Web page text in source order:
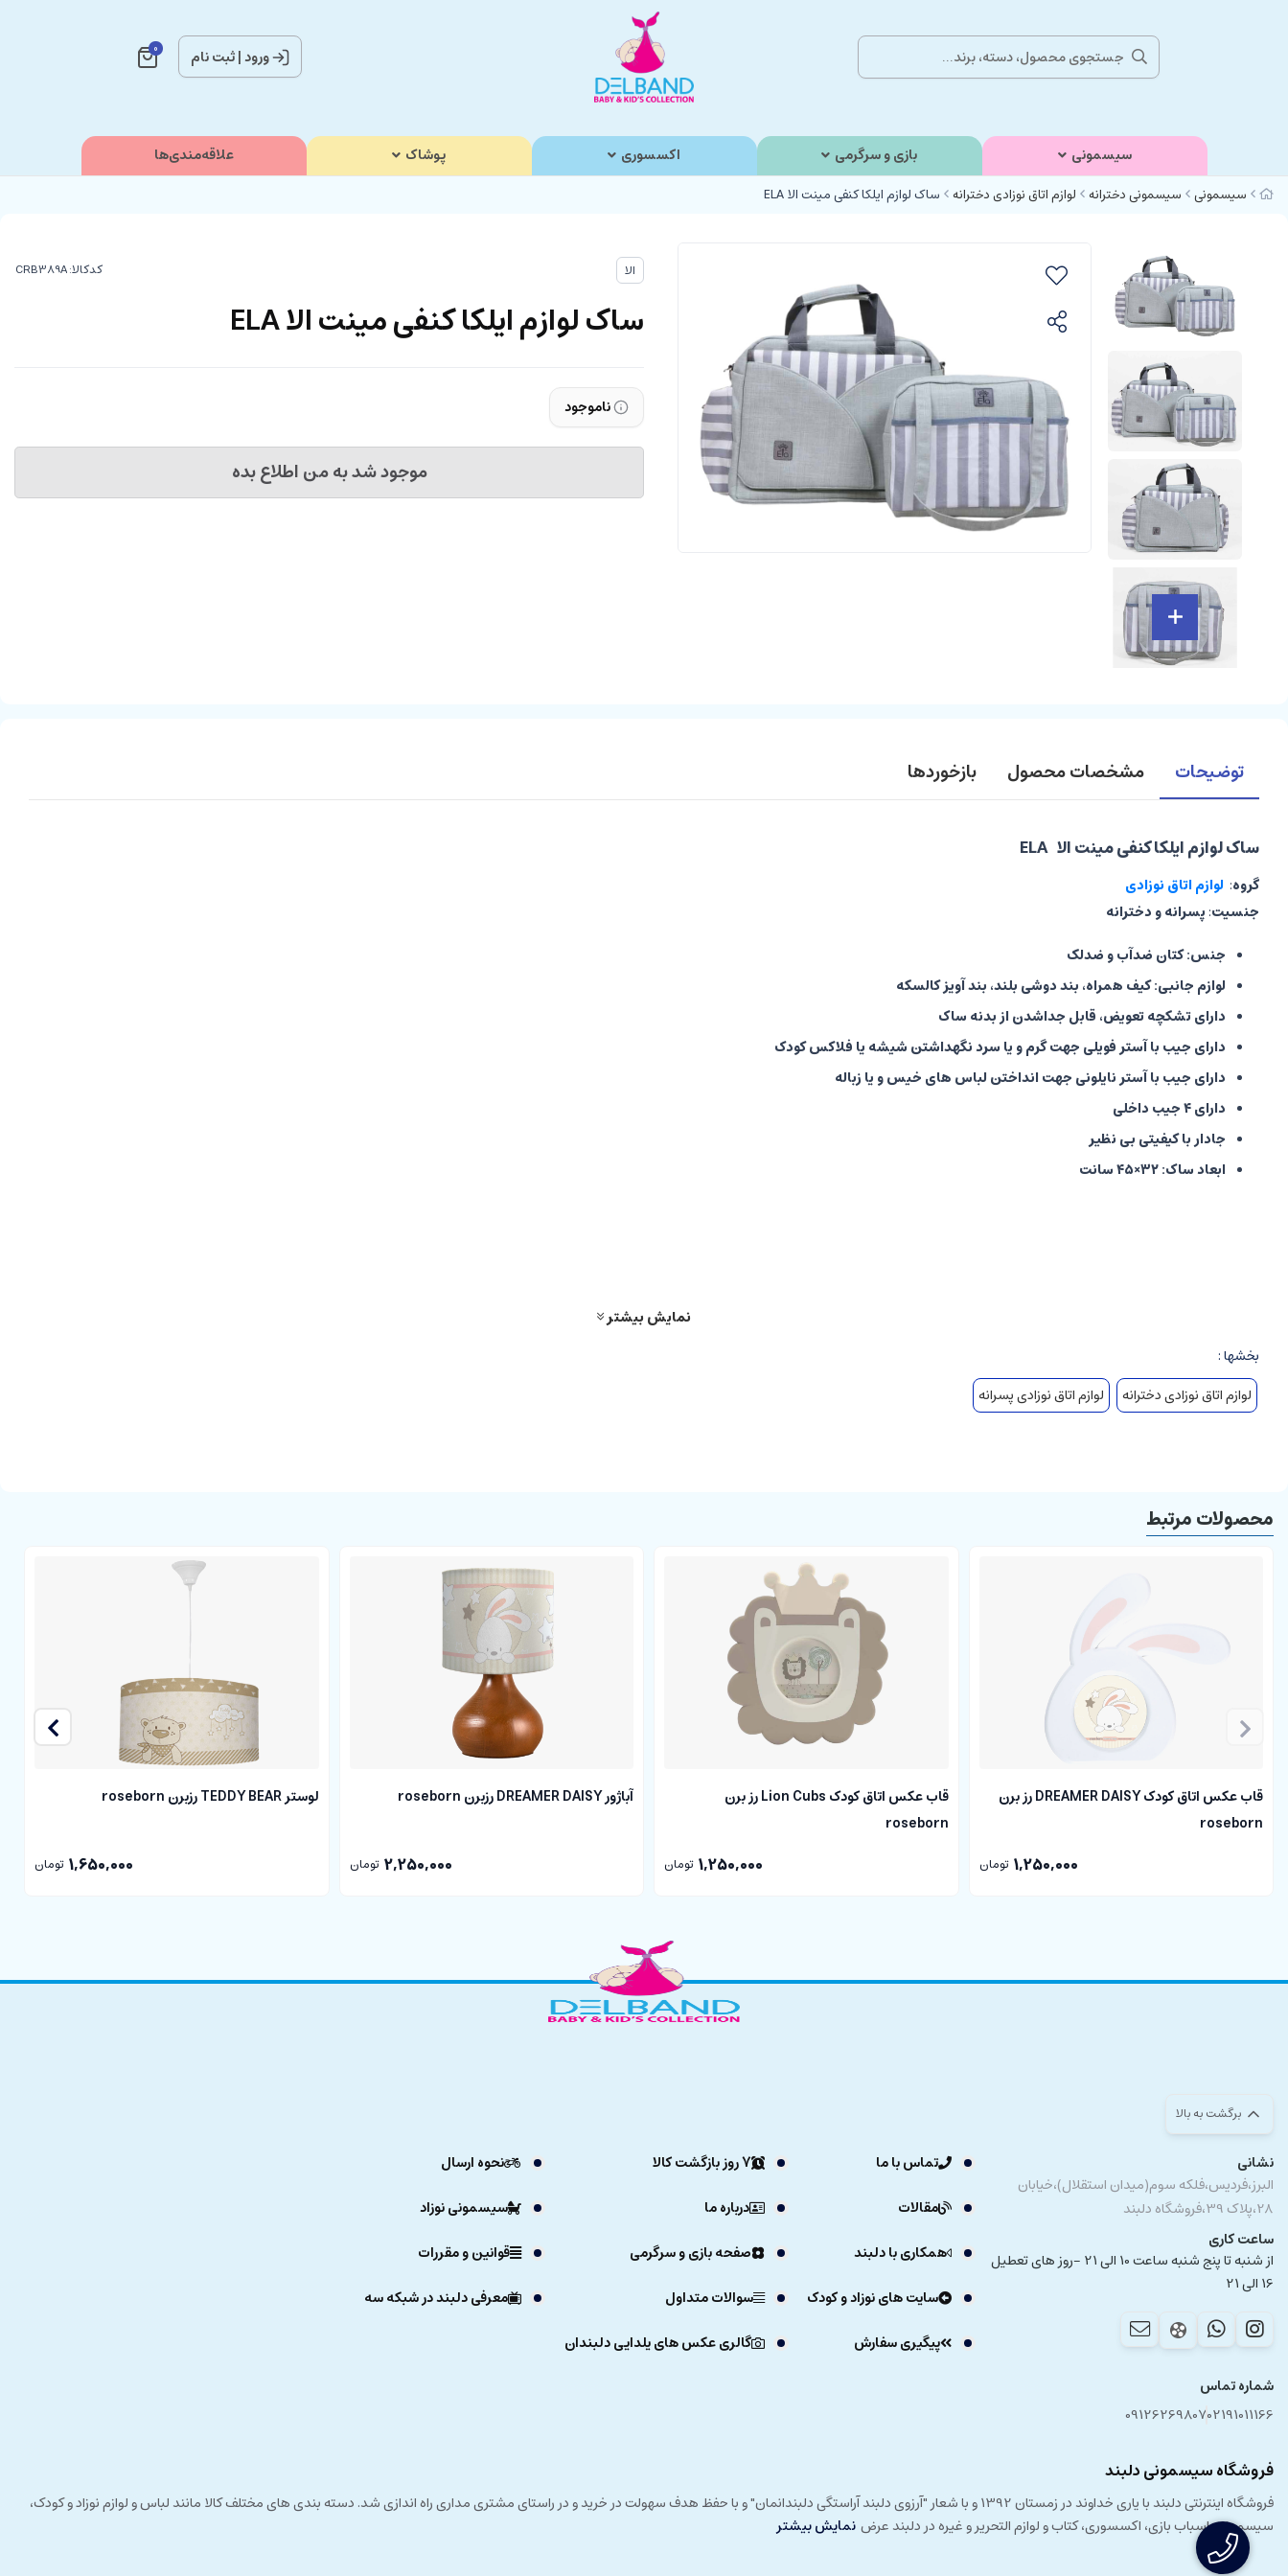
ورود|ثبت نام 0
سیسمونی بازی و سرگرمی اکسسوری پوشاک علاقه‌مندی‌ها
سیسمونی سیسمونی دخترانه لوازم اتاق نوزادی دخترانه ساک لوازم ایلکا کنفی مینت الا ELA
الا کدکالا:
ساک لوازم ایلکا کنفی مینت الا ELA
ناموجود
موجود شد به من اطلاع بده
توضیحات مشخصات محصول بازخوردها
ساک لوازم ایلکا کنفی مینت الا ELA
گروه: لوازم اتاق نوزادی
جنسیت: پسرانه و دخترانه
جنس: کتان ضدآب و ضدلک
لوازم جانبی: کیف همراه، بند دوشی بلند، بند آویز کالسکه
دارای تشکچه تعویض، قابل جداشدن از بدنه ساک
دارای جیب با آستر فویلی جهت گرم و یا سرد نگهداشتن شیشه یا فلاکس کودک
دارای جیب با آستر نایلونی جهت انداختن لباس های خیس و یا زباله
دارای ۴ جیب داخلی
جادار با کیفیتی بی نظیر
ابعاد ساک: ۳۲×۴۵ سانت
نمایش بیشتر
بخشها :
لوازم اتاق نوزادی دخترانه
لوازم اتاق نوزادی پسرانه
محصولات مرتبط
قاب عکس اتاق کودک DREAMER DAISY رز برن
roseborn
1,250,000 تومان
قاب عکس اتاق کودک Lion Cubs رز برن
roseborn
1,250,000 تومان
آباژور DREAMER DAISY رزبرن roseborn
2,250,000 تومان
لوستر TEDDY BEAR رزبرن roseborn
1,650,000 تومان
برگشت به بالا
نشانی
البرز،فردیس،فلکه سوم(میدان استقلال)،خیابان
28،پلاک 39،فروشگاه دلبند
ساعت کاری
از شنبه تا پنج شنبه ساعت 10 الی 21 -روز های تعطیل
16 الی 21
شماره تماس
02191011166
09126269807
تماس با ما 7 روز بازگشت کالا
نحوه ارسال
مقالات
درباره ما
سیسمونی نوزاد
همکاری با دلبند
صفحه بازی و سرگرمی
قوانین و مقررات
سایت های نوزاد و کودک
سوالات متداول
معرفی دلبند در شبکه سه
پیگیری سفارش
گالری عکس های یلدایی دلبندان
فروشگاه سیسمونی دلبند
فروشگاه اینترنتی دلبند با یاری خداوند در زمستان 1392 و با شعار "آرزوی دلبند آراستگی دلبندانمان" و با حفظ هدف سهولت در خرید و در راستای مشتری مداری راه اندازی شد. دسته بندی های مختلف کالا مانند لباس و لوازم نوزاد و کودک،
سیسمونی، اسباب بازی، اکسسوری، کتاب و لوازم التحریر و غیره در دلبند عرض نمایش بیشتر